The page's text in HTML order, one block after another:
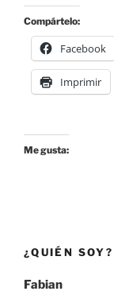
Compártelo:
Facebook
Imprimir
Me gusta:
¿QUIÉN SOY?
Fabian